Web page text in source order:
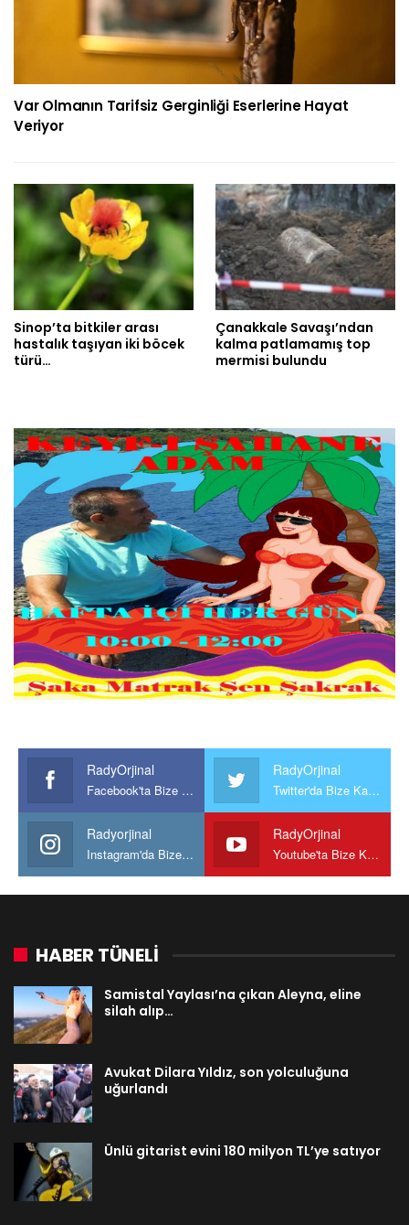
Var Olmanın Tarifsiz Gerginliği Eserlerine Hayat
Veriyor
Sinop’ta bitkiler arası
hastalık taşıyan iki böcek
türü…
Çanakkale Savaşı’ndan
kalma patlamamış top
mermisi bulundu
RadyOrjinal
Facebook'ta Bize Katılın
RadyOrjinal
Twitter'da Bize Katılın
Radyorjinal
Instagram'da Bize katılın
RadyOrjinal
Youtube'ta Bize Katılın
HABER TÜNELİ
Samistal Yaylası’na çıkan Aleyna, eline
silah alıp…
Avukat Dilara Yıldız, son yolculuğuna
uğurlandı
Ünlü gitarist evini 180 milyon TL’ye satıyor